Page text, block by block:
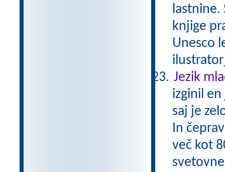
lastnine.
knjige
Unesco
Jezik
izginil
saj je
In
več kot